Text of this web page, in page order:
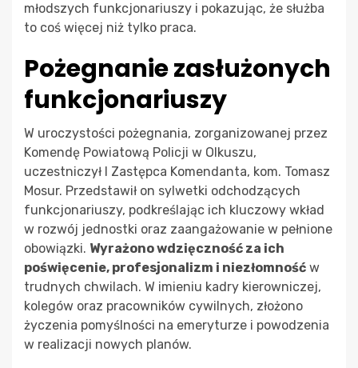
młodszych funkcjonariuszy i pokazując, że służba
to coś więcej niż tylko praca.
Pożegnanie zasłużonych
funkcjonariuszy
W uroczystości pożegnania, zorganizowanej przez
Komendę Powiatową Policji w Olkuszu,
uczestniczył I Zastępca Komendanta, kom. Tomasz
Mosur. Przedstawił on sylwetki odchodzących
funkcjonariuszy, podkreślając ich kluczowy wkład
w rozwój jednostki oraz zaangażowanie w pełnione
obowiązki. Wyrażono wdzięczność za ich
poświęcenie, profesjonalizm i niezłomność w
trudnych chwilach. W imieniu kadry kierowniczej,
kolegów oraz pracowników cywilnych, złożono
życzenia pomyślności na emeryturze i powodzenia
w realizacji nowych planów.